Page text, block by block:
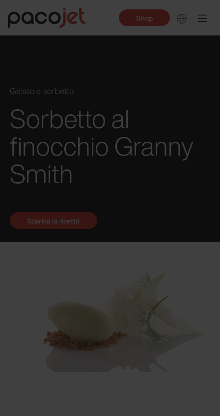
Shop
Gelato e sorbetto
Sorbetto al
finocchio Granny
Smith
Scarica la ricetta